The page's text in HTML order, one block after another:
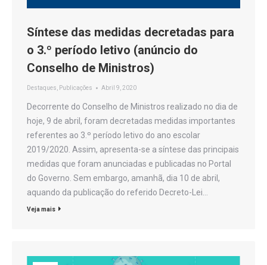
Síntese das medidas decretadas para
o 3.º período letivo (anúncio do
Conselho de Ministros)
Destaques Publicações Abril 9, 2020
Decorrente do Conselho de Ministros realizado no dia de
hoje, 9 de abril, foram decretadas medidas importantes
referentes ao 3.º período letivo do ano escolar
2019/2020. Assim, apresenta-se a síntese das principais
medidas que foram anunciadas e publicadas no Portal
do Governo. Sem embargo, amanhã, dia 10 de abril,
aquando da publicação do referido Decreto-Lei…
Veja mais